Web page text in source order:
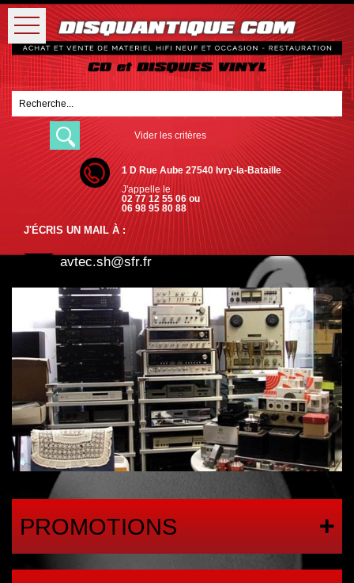
Vider les critères
1 D Rue Aube 27540 Ivry-la-Bataille
J'appelle le
02 77 12 55 06 ou
06 98 95 80 88
J'ÉCRIS UN MAIL À :
avtec.sh@sfr.fr
PROMOTIONS